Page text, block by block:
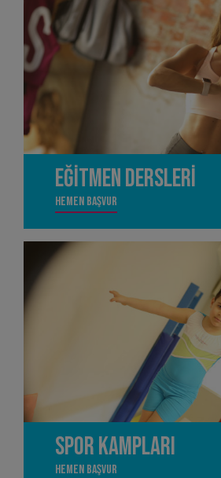
Eğitmen Dersleri
Hemen Başvur
Spor Kampları
Hemen Başvur